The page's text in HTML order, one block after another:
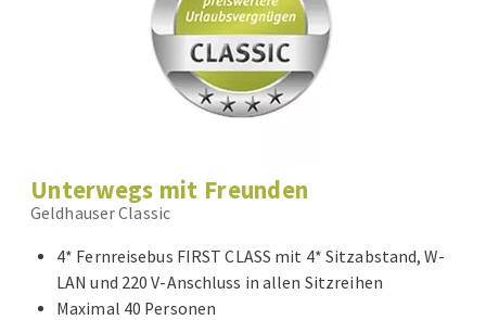
Unterwegs mit Freunden
Geldhauser Classic
4* Fernreisebus FIRST CLASS mit 4* Sitzabstand, W-
LAN und 220 V-Anschluss in allen Sitzreihen
Maximal 40 Personen